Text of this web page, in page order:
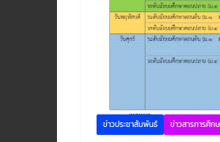
ข่าวประชาสัมพันธ์ ข่าวสารการศึก